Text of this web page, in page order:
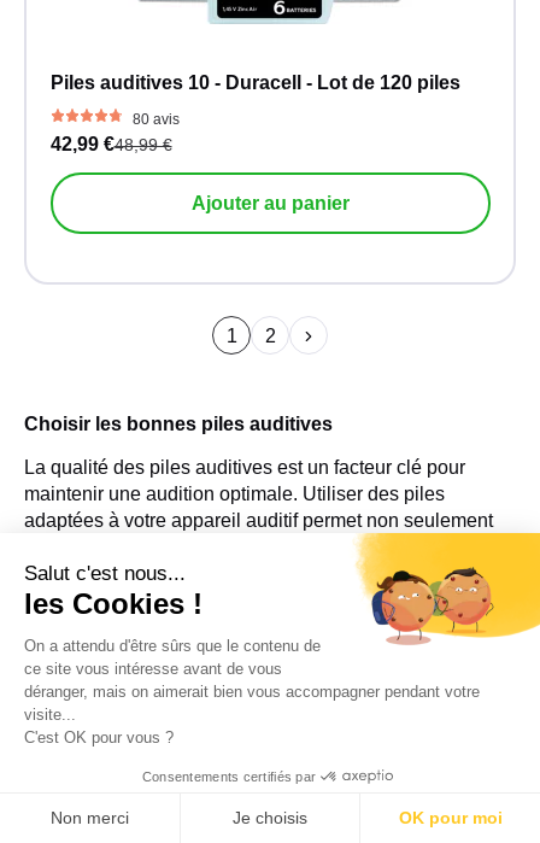
Piles auditives 10 - Duracell - Lot de 120 piles
80 avis
42,99 €48,99 €
Ajouter au panier
1 2
Choisir les bonnes piles auditives
La qualité des piles auditives est un facteur clé pour
maintenir une audition optimale. Utiliser des piles
adaptées à votre appareil auditif permet non seulement
d'assurer une qualité sonore stable mais aussi de
maximiser la durée de vie de vos aides auditives.
Chaque pile doit offrir une puissance constante pour
permettre à l'appareil de fonctionner correctement sans
interruptions ou dégradations du son.
Sur notre site, vous trouverez une large gamme de piles
auditives fraîches, c'est-à-dire des piles régulièrement
commandées auprès de nos fournisseurs. Cela garantit
que vous recevrez des piles neuves, prêtes à fournir des
durée de vie optimale, ce qui vous permet de profiter plus
Salut c'est nous...
les Cookies !
On a attendu d'être sûrs que le contenu de
ce site vous intéresse avant de vous
déranger, mais on aimerait bien vous accompagner pendant votre
visite...
C'est OK pour vous ?
Consentements certifiés par
Non merci Je choisis OK pour moi